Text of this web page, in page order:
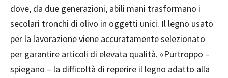
dove, da due generazioni, abili mani trasformano i
secolari tronchi di olivo in oggetti unici. Il legno usato
per la lavorazione viene accuratamente selezionato
per garantire articoli di elevata qualità. «Purtroppo –
spiegano – la difficoltà di reperire il legno adatto alla